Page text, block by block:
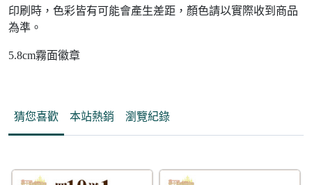
印刷時，色彩皆有可能會產生差距，顏色請以實際收到商品
為準。
5.8cm霧面徽章
猜您喜歡 本站熱銷 瀏覽紀錄